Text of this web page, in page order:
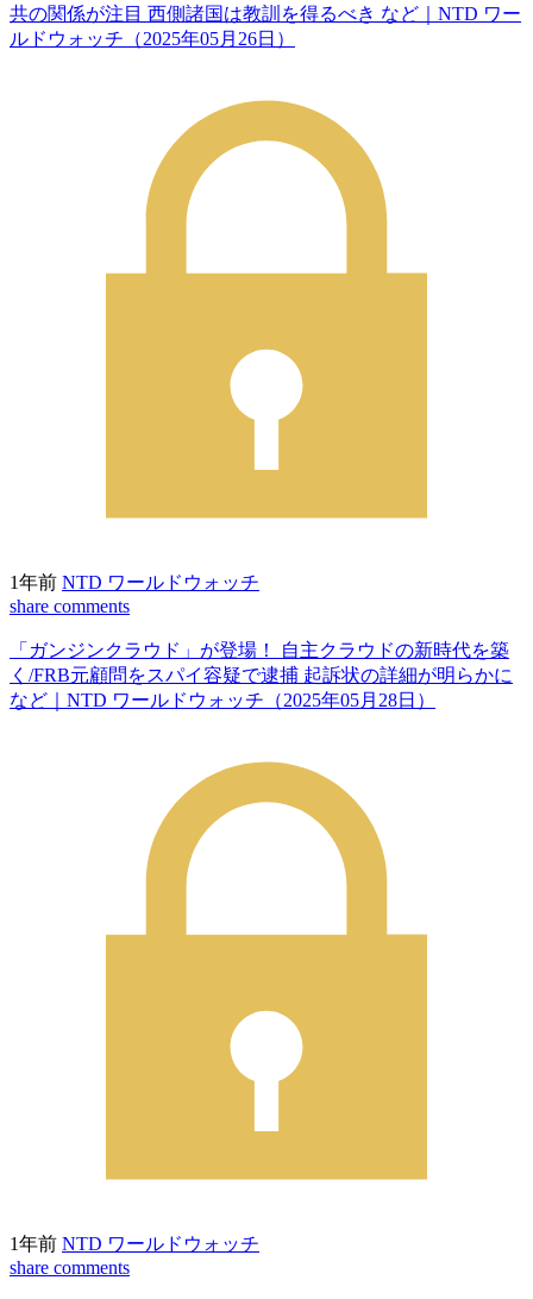
共の関係が注目 西側諸国は教訓を得るべき など｜NTD ワー
ルドウォッチ（2025年05月26日）
1年前 NTD ワールドウォッチ
share comments
「ガンジンクラウド」が登場！ 自主クラウドの新時代を築
く/FRB元顧問をスパイ容疑で逮捕 起訴状の詳細が明らかに
など｜NTD ワールドウォッチ（2025年05月28日）
1年前 NTD ワールドウォッチ
share comments